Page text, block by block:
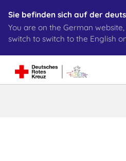
Sie befinden sich auf der
You are on the German
switch to switch to the English